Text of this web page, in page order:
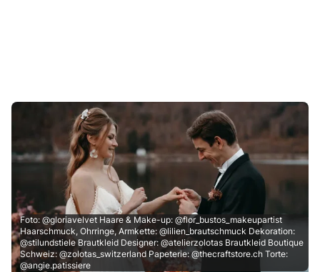
Foto: @gloriavelvet Haare & Make-up: @flor_bustos_makeupartist
Haarschmuck, Ohrringe, Armkette: @lilien_brautschmuck Dekoration:
@stilundstiele Brautkleid Designer: @atelierzolotas Brautkleid Boutique
Schweiz: @zolotas_switzerland Papeterie: @thecraftstore.ch Torte:
@angie.patissiere